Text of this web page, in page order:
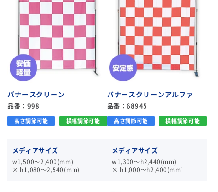
バナースクリーン
品番：998
高さ調節可能 横幅調節可能
メディアサイズ
w1,500～2,400(mm)
× h1,080～2,540(mm)
バナースクリーンアルファ
品番：68945
高さ調節可能 横幅調節可能
メディアサイズ
w1,300～h2,440(mm)
× h1,000～h2,400(mm)